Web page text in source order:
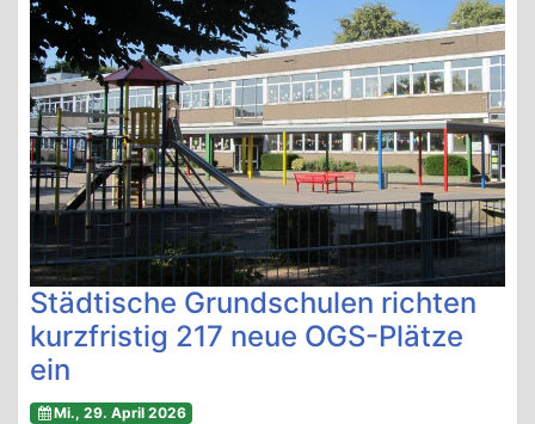
Städtische Grundschulen richten
kurzfristig 217 neue OGS-Plätze
ein
Mi., 29. April 2026